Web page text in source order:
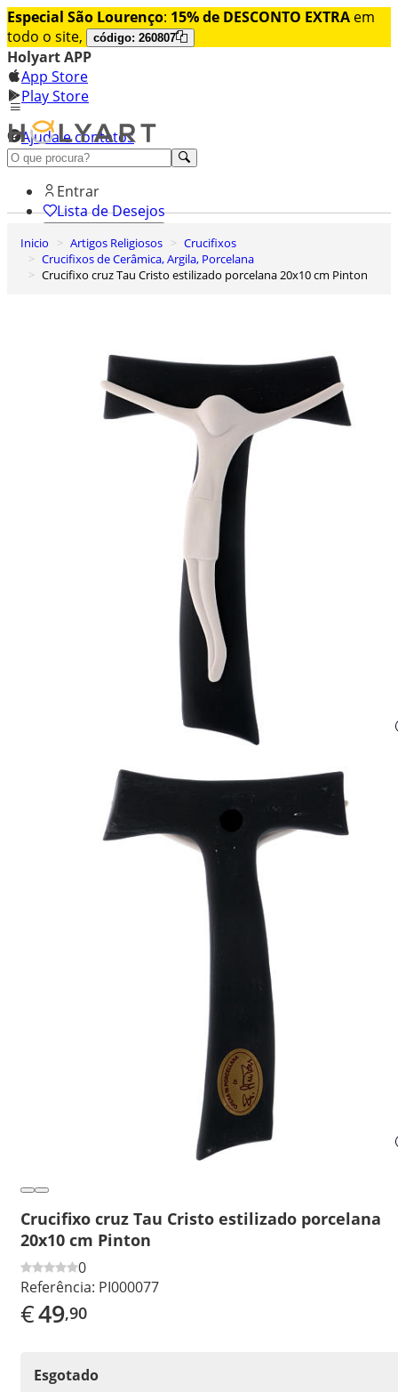
Especial São Lourenço: 15% de DESCONTO EXTRA em
todo o site,
código: 260807
Holyart APP
App Store
Play Store
Ajuda e contatos
Conheça premium
Entrar
Lista de Desejos
0
Carrinho de Compras
Inicio Artigos Religiosos
Crucifixos
Crucifixos de Cerâmica, Argila, Porcelana
Crucifixo cruz Tau Cristo estilizado porcelana 20x10 cm Pinton
Crucifixo cruz Tau Cristo estilizado porcelana
20x10 cm Pinton
0
Referência: PI000077
€49,90
Esgotado